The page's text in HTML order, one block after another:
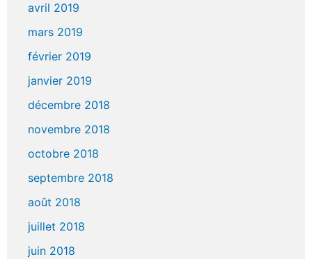
avril 2019
mars 2019
février 2019
janvier 2019
décembre 2018
novembre 2018
octobre 2018
septembre 2018
août 2018
juillet 2018
juin 2018